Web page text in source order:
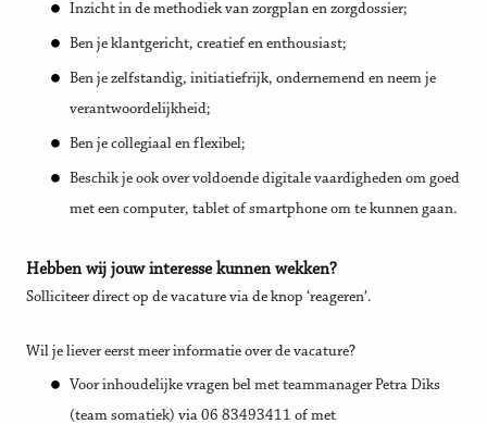
Inzicht in de methodiek van zorgplan en zorgdossier;
Ben je klantgericht, creatief en enthousiast;
Ben je zelfstandig, initiatiefrijk, ondernemend en neem je
verantwoordelijkheid;
Ben je collegiaal en flexibel;
Beschik je ook over voldoende digitale vaardigheden om goed
met een computer, tablet of smartphone om te kunnen gaan.
Hebben wij jouw interesse kunnen wekken?
Solliciteer direct op de vacature via de knop ‘reageren’.
Wil je liever eerst meer informatie over de vacature?
Voor inhoudelijke vragen bel met teammanager Petra Diks
(team somatiek) via 06 83493411 of met